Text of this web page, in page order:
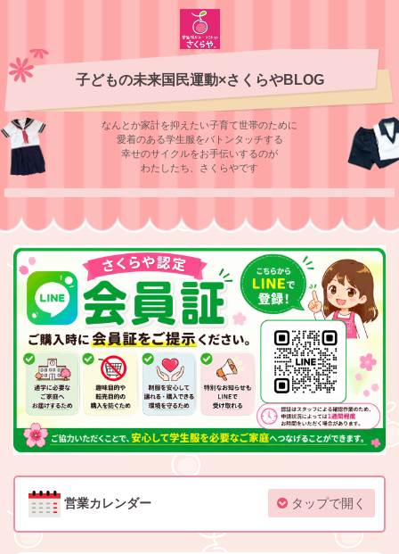
子どもの未来国民運動×さくらやBLOG
なんとか家計を抑えたい子育て世帯のために
愛着のある学⽣服をバトンタッチする
幸せのサイクルをお⼿伝いするのが
わたしたち、さくらやです
営業カレンダー タップで開く